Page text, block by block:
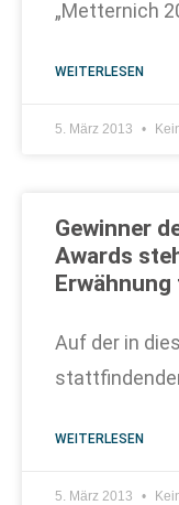
„Metternich
WEITERLESEN
5. März 2013
Gewinner
Awards
Auf der in
WEITERLESEN
5. März 2013